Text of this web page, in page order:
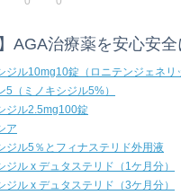
】AGA治療薬を安心安
ジル10mg10錠（ロニテンジェネリ
5（ミノキシジル5%）
ジル2.5mg100錠
ア
ジル5％とフィナステリド外用液
ジル x デュタステリド（1ケ月分）
ジル x デュタステリド（3ケ月分）